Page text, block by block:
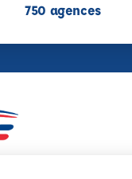
750 agences